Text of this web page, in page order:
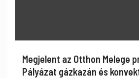
Megjelent az Otthon Melege
Pályázat gázkazán és